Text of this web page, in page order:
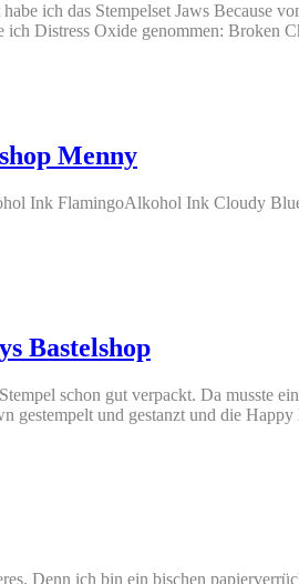
ich das Stempelset Jaws
Distress Oxide genommen: Broken
Menny
Ink FlamingoAlkohol Ink Cloudy
Bastelshop
schon gut verpackt. Da musste
gestempelt und gestanzt und die
Denn ich bin ein bischen